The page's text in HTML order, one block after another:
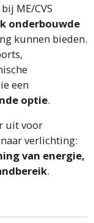
ME/CVS
onderbouwde
kunnen bieden.
een
optie.
uit voor
verlichting:
van energie,
.